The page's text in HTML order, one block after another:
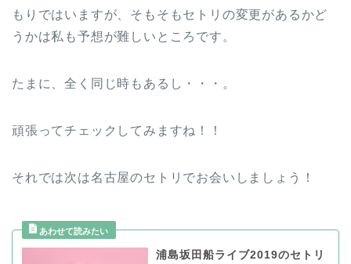
もりではいますが、そもそもセトリの変更があるかど
うかは私も予想が難しいところです。
たまに、全く同じ時もあるし・・・。
頑張ってチェックしてみますね！！
それでは次は名古屋のセトリでお会いしましょう！
浦島坂田船ライブ2019のセトリ